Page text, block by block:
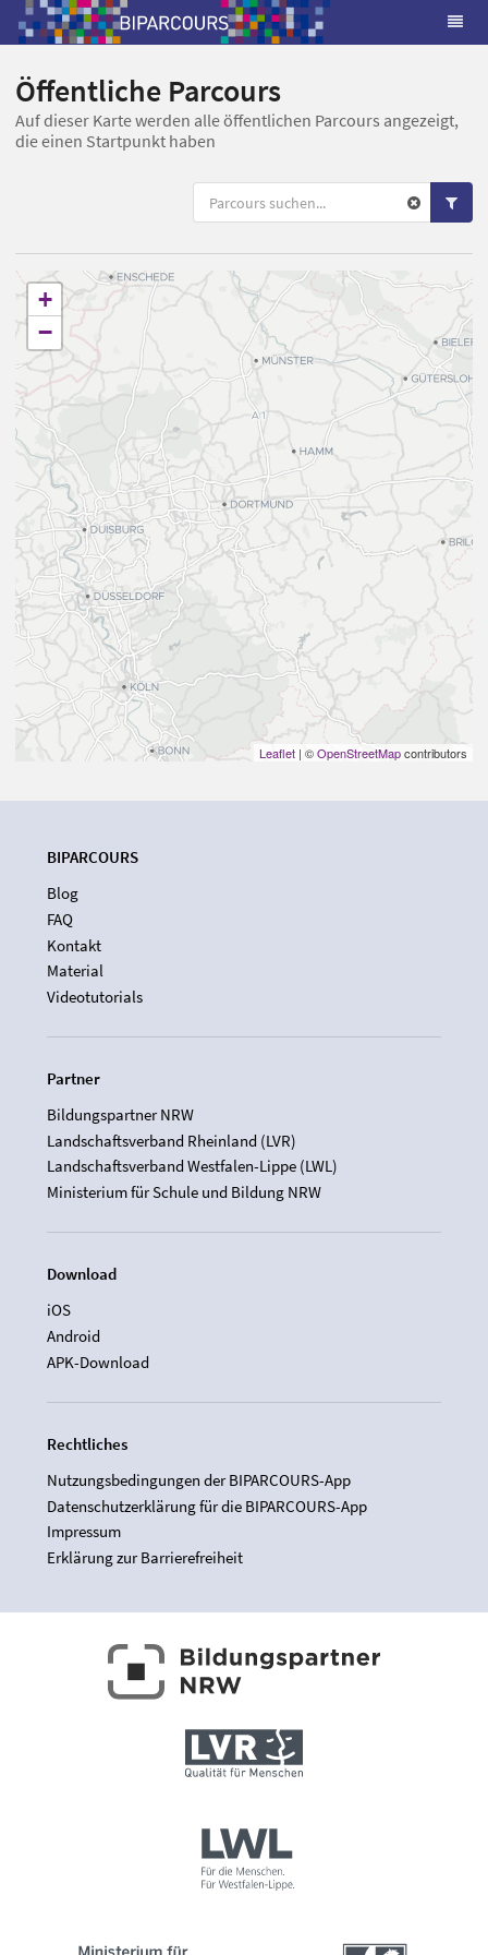
Öffentliche Parcours
Auf dieser Karte werden alle öffentlichen Parcours angezeigt,
die einen Startpunkt haben
+
−
Leaflet | ©OpenStreetMapcontributors
BIPARCOURS
Blog
FAQ
Kontakt
Material
Videotutorials
Partner
Bildungspartner NRW
Landschaftsverband Rheinland (LVR)
Landschaftsverband Westfalen-Lippe (LWL)
Ministerium für Schule und Bildung NRW
Download
iOS
Android
APK-Download
Rechtliches
Nutzungsbedingungen der BIPARCOURS-App
Datenschutzerklärung für die BIPARCOURS-App
Impressum
Erklärung zur Barrierefreiheit